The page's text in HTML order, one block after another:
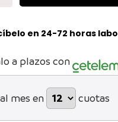
en 24-72 horas
a plazos con
al mes en cuotas